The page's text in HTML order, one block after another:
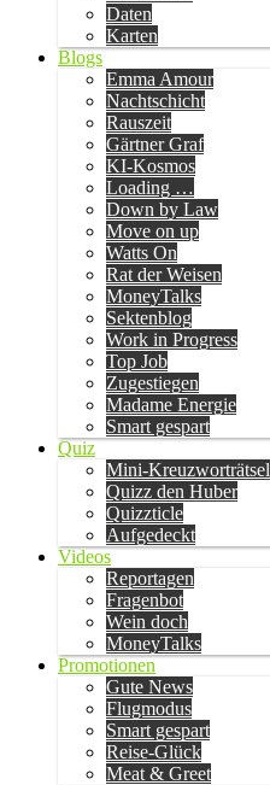
Daten
Karten
Blogs
Emma Amour
Nachtschicht
Rauszeit
Gärtner Graf
KI-Kosmos
Loading …
Down by Law
Move on up
Watts On
Rat der Weisen
MoneyTalks
Sektenblog
Work in Progress
Top Job
Zugestiegen
Madame Energie
Smart gespart
Quiz
Mini-Kreuzworträtsel
Quizz den Huber
Quizzticle
Aufgedeckt
Videos
Reportagen
Fragenbot
Wein doch
MoneyTalks
Promotionen
Gute News
Flugmodus
Smart gespart
Reise-Glück
Meat & Greet